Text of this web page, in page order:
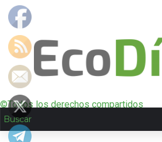
©Todos los derechos compartidos